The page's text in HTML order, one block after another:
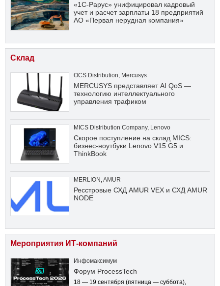
«1С-Рарус» унифицировал кадровый
учет и расчет зарплаты 18 предприятий
АО «Первая нерудная компания»
Склад
OCS Distribution, Mercusys
MERCUSYS представляет AI QoS —
технологию интеллектуального
управления трафиком
MICS Distribution Company, Lenovo
Скорое поступление на склад MICS:
бизнес-ноутбуки Lenovo V15 G5 и
ThinkBook
MERLION ,AMUR
Ресстровые СХД AMUR VEX и СХД AMUR
NODE
Мероприятия ИТ-компаний
Инфомаксимум
Форум ProcessTech
18 — 19 сентября (пятница — суббота),